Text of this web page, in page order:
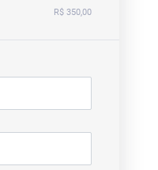
R$ 350,00